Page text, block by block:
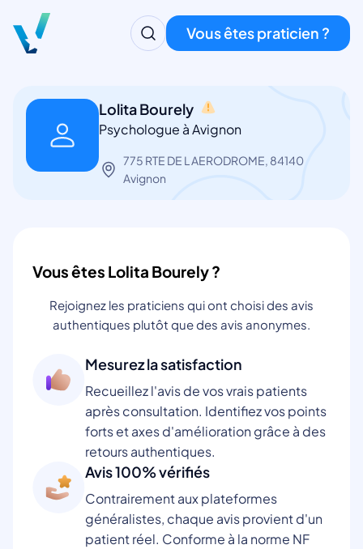
Vous êtes praticien ?
Lolita Bourely
Psychologue à Avignon
775 RTE DE L AERODROME, 84140
Avignon
Vous êtes Lolita Bourely ?
Rejoignez les praticiens qui ont choisi des avis
authentiques plutôt que des avis anonymes.
Mesurez la satisfaction
Recueillez l'avis de vos vrais patients
après consultation. Identifiez vos points
forts et axes d'amélioration grâce à des
retours authentiques.
Avis 100% vérifiés
Contrairement aux plateformes
généralistes, chaque avis provient d'un
patient réel. Conforme à la norme NF